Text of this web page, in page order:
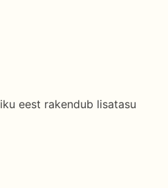
eest rakendub lisatasu